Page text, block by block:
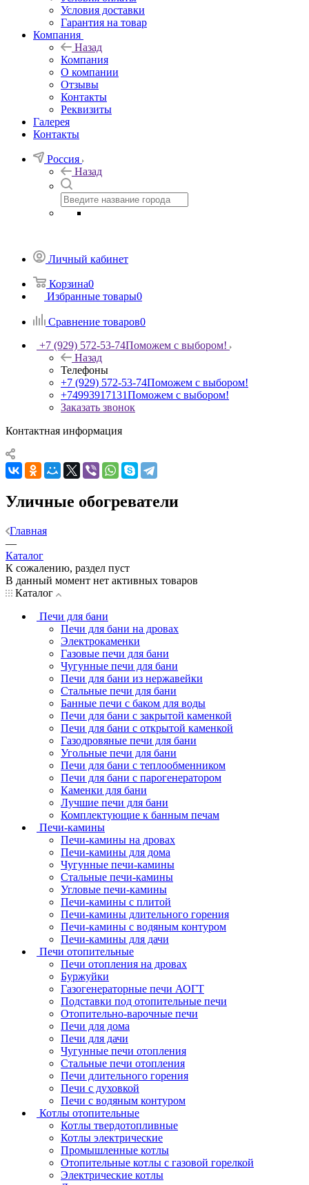
Условия доставки
Гарантия на товар
Компания
Назад
Компания
О компании
Отзывы
Контакты
Реквизиты
Галерея
Контакты
Россия
Назад
Личный кабинет
Корзина0
Избранные товары0
Сравнение товаров0
+7 (929) 572-53-74Поможем с выбором!
Назад
Телефоны
+7 (929) 572-53-74Поможем с выбором!
+74993917131Поможем с выбором!
Заказать звонок
Контактная информация
Уличные обогреватели
Главная
—
Каталог
К сожалению, раздел пуст
В данный момент нет активных товаров
Каталог
Печи для бани
Печи для бани на дровах
Электрокаменки
Газовые печи для бани
Чугунные печи для бани
Печи для бани из нержавейки
Стальные печи для бани
Банные печи с баком для воды
Печи для бани с закрытой каменкой
Печи для бани с открытой каменкой
Газодровяные печи для бани
Угольные печи для бани
Печи для бани с теплообменником
Печи для бани с парогенератором
Каменки для бани
Лучшие печи для бани
Комплектующие к банным печам
Печи-камины
Печи-камины на дровах
Печи-камины для дома
Чугунные печи-камины
Стальные печи-камины
Угловые печи-камины
Печи-камины с плитой
Печи-камины длительного горения
Печи-камины с водяным контуром
Печи-камины для дачи
Печи отопительные
Печи отопления на дровах
Буржуйки
Газогенераторные печи АОГТ
Подставки под отопительные печи
Отопительно-варочные печи
Печи для дома
Печи для дачи
Чугунные печи отопления
Стальные печи отопления
Печи длительного горения
Печи с духовкой
Печи с водяным контуром
Котлы отопительные
Котлы твердотопливные
Котлы электрические
Промышленные котлы
Отопительные котлы с газовой горелкой
Электрические котлы